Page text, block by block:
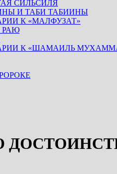
СИЛЬСИЛЯ
И ТАБИ ТАБИИНЫ
К «МАЛФУЗАТ»
РАЮ
К «ШАМАИЛЬ